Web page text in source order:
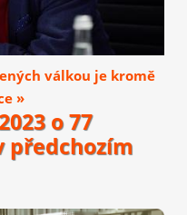
válkou je kromě
»
o 77
předchozím